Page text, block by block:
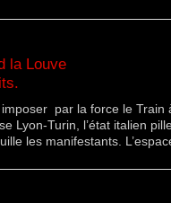
la Louve
imposer par la force le Train
Lyon-Turin, l’état italien
les manifestants.